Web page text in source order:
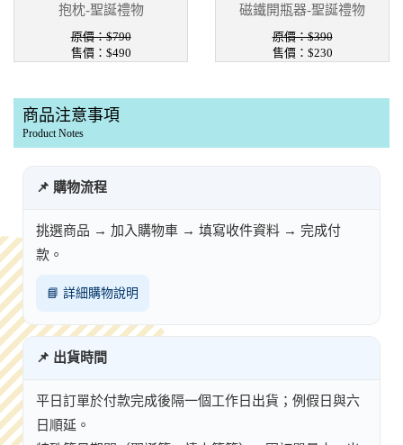
抱枕-聖誕禮物
原價：$790
售價：$490
磁鐵開瓶器-聖誕禮物
原價：$390
售價：$230
商品注意事項
Product Notes
📌 購物流程
挑選商品 → 加入購物車 → 填寫收件資料 → 完成付
款。
📘 詳細購物說明
📌 出貨時間
平日訂單於付款完成後隔一個工作日出貨；例假日與六
日順延。